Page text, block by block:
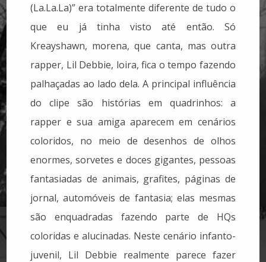
(La.La.La)” era totalmente diferente de tudo o
que eu já tinha visto até então. Só
Kreayshawn, morena, que canta, mas outra
rapper, Lil Debbie, loira, fica o tempo fazendo
palhaçadas ao lado dela. A principal influência
do clipe são histórias em quadrinhos: a
rapper e sua amiga aparecem em cenários
coloridos, no meio de desenhos de olhos
enormes, sorvetes e doces gigantes, pessoas
fantasiadas de animais, grafites, páginas de
jornal, automóveis de fantasia; elas mesmas
são enquadradas fazendo parte de HQs
coloridas e alucinadas. Neste cenário infanto-
juvenil, Lil Debbie realmente parece fazer